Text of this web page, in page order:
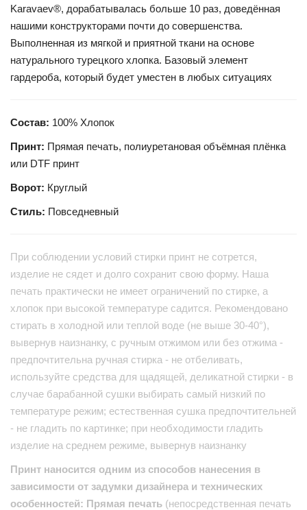
Karavaev®, дорабатывалась больше 10 раз, доведённая
нашими конструкторами почти до совершенства.
Выполненная из мягкой и приятной ткани на основе
натурального турецкого хлопка. Базовый элемент
гардероба, который будет уместен в любых ситуациях
Состав: 100% Хлопок
Принт: Прямая печать, полиуретановая объёмная плёнка
или DTF принт
Ворот: Круглый
Стиль: Повседневный
При соблюдении условий стирки принт не сотрется,
изделие не сядет и долго сохранит свою форму. Наша
печать практически не имеет ограничений по стирке, а
хлопок при высокой температуре садится. Рекомендовано
стирать в холодной или теплой воде (не выше 30-40°),
вывернув наизнанку, с ручным отжимом или без отжима -
предпочтительна ручная стирка - не отбеливать,
используйте средства для щадящей, деликатной стирки - в
случае барабанной сушки выбирать самый низкий по
температуре режим; естественная сушка предпочтительней
- не гладить по картинке; при необходимости гладить
изделие на среднем режиме, вывернув наизнанку
Принт наносится одним из способов нанесения в
зависимости от задумки дизайнера и технических
особенностей: Прямая печать (непосредственная печать